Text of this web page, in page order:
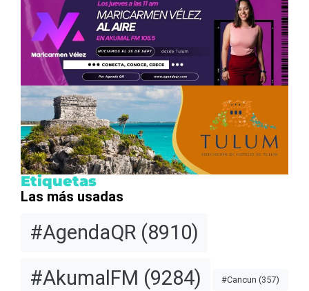
Etiquetas
Las más usadas
#AgendaQR (8910)
#AkumalFM (9284) #Cancun (357)